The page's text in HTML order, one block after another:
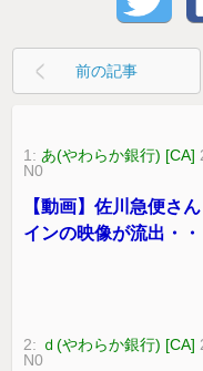
前の記事
1:あ(やわらか銀行) [CA]
N0
【動画】佐川急便さ
インの映像が流出・・
2: ｄ(やわらか銀行) [CA]
N0